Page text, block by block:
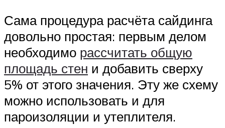
Сама процедура расчёта сайдинга
довольно простая: первым делом
необходимо рассчитать общую
площадь стен и добавить сверху
5% от этого значения. Эту же схему
можно использовать и для
пароизоляции и утеплителя.